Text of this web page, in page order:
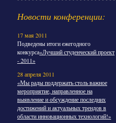
Новости конференции:
17 мая 2011
Подведены итоги ежегодного
конкурса«Лучший студенческий проект
- 2011»
28 апреля 2011
«Мы рады поддержать столь важное
мероприятие, направленное на
выявление и обсуждение последних
достижений и актуальных трендов в
области инновационных технологий!»